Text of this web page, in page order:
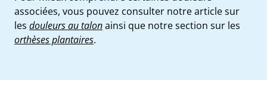
associées, vous pouvez consulter notre article sur
les douleurs au talonainsi que notre section sur les
orthèses plantaires.